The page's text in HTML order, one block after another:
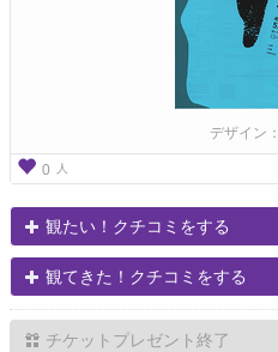
デザイン：
0 人
観たい！クチコミをする
観てきた！クチコミをする
チケットプレゼント終了